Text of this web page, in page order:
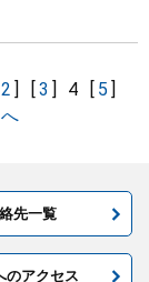
2] [3] 4 [ 5]
先一覧
のアクセス